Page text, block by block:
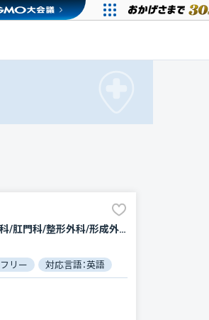
内科/糖尿病内科/神経内科/循環器科/消化器科/腫瘍内科・外科/外科/脳神経外科/心臓血管外科/乳腺外科/肛門科/整形外科/形成外科/小児科/産婦人科/眼科/耳鼻咽喉科/皮膚科/泌尿器科/精神科・神経科/歯科口腔外科/リハビリテーション/放射線科/臨床検査・病理診断/麻酔科
リー 対応言語：英語